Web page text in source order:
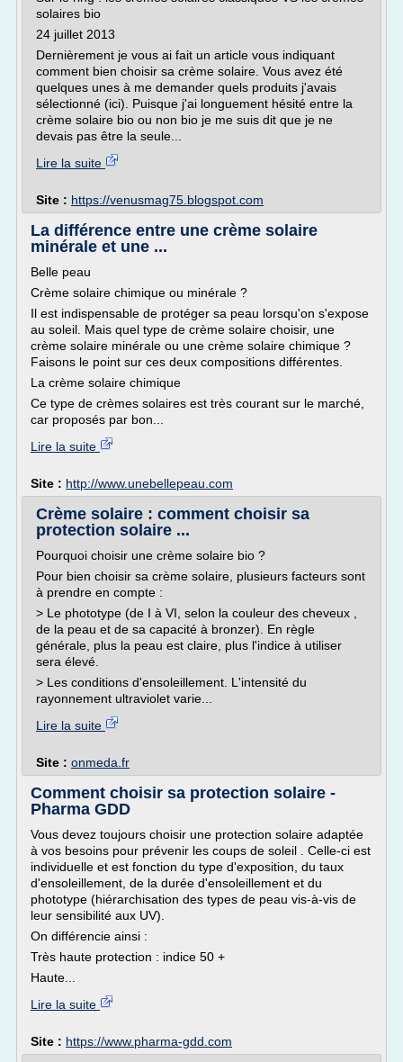
solaires bio
24 juillet 2013
Dernièrement je vous ai fait un article vous indiquant
comment bien choisir sa crème solaire. Vous avez été
quelques unes à me demander quels produits j'avais
sélectionné (ici). Puisque j'ai longuement hésité entre la
crème solaire bio ou non bio je me suis dit que je ne
devais pas être la seule...
Lire la suite
Site : https://venusmag75.blogspot.com
La différence entre une crème solaire
minérale et une ...
Belle peau
Crème solaire chimique ou minérale ?
Il est indispensable de protéger sa peau lorsqu'on s'expose
au soleil. Mais quel type de crème solaire choisir, une
crème solaire minérale ou une crème solaire chimique ?
Faisons le point sur ces deux compositions différentes.
La crème solaire chimique
Ce type de crèmes solaires est très courant sur le marché,
car proposés par bon...
Lire la suite
Site : http://www.unebellepeau.com
Crème solaire : comment choisir sa
protection solaire ...
Pourquoi choisir une crème solaire bio ?
Pour bien choisir sa crème solaire, plusieurs facteurs sont
à prendre en compte :
> Le phototype (de I à VI, selon la couleur des cheveux ,
de la peau et de sa capacité à bronzer). En règle
générale, plus la peau est claire, plus l'indice à utiliser
sera élevé.
> Les conditions d'ensoleillement. L'intensité du
rayonnement ultraviolet varie...
Lire la suite
Site : onmeda.fr
Comment choisir sa protection solaire -
Pharma GDD
Vous devez toujours choisir une protection solaire adaptée
à vos besoins pour prévenir les coups de soleil . Celle-ci est
individuelle et est fonction du type d'exposition, du taux
d'ensoleillement, de la durée d'ensoleillement et du
phototype (hiérarchisation des types de peau vis-à-vis de
leur sensibilité aux UV).
On différencie ainsi :
Très haute protection : indice 50 +
Haute...
Lire la suite
Site : https://www.pharma-gdd.com